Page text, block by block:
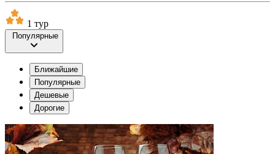
1 тур
Популярные
Ближайшие
Популярные
Дешевые
Дорогие